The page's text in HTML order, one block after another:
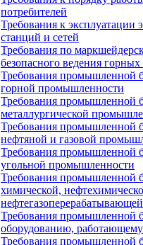
потребителей
Требования к эксплуатации
станций и сетей
Требования по
безопасного ведения горных
Требования промышленной
горной промышленности
Требования промышленной
металлургической
Требования промышленной
нефтяной и газовой
Требования промышленной
угольной промышленности
Требования промышленной
химической,
Требования промышленной
оборудованию,
Требования промышленной